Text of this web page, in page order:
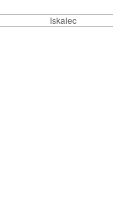
Iskalec